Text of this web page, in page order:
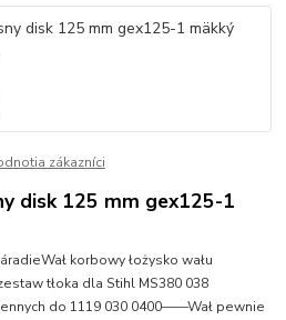
zákazníci
disk 125 mm gex125-1
korbowy łożysko wału
tłoka dla Stihl MS380 038
do 1119 030 0400——Wał pewnie